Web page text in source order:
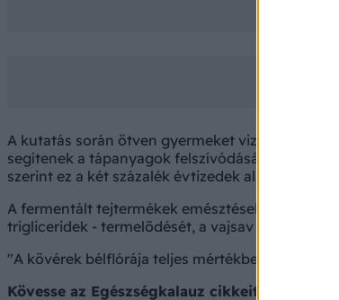
A kutatás során ötven gyermeket vizsgáltak
segítenek a tápanyagok felszívódásának
szerint ez a két százalék évtizedek alatt jó pár
A fermentált tejtermékek emésztésekor ecet-,
trigliceridek - termelődését, a vajsav pedig a
"A kövérek bélflórája teljes mértékben
Kövesse az Egészségkalauz cikkeit a